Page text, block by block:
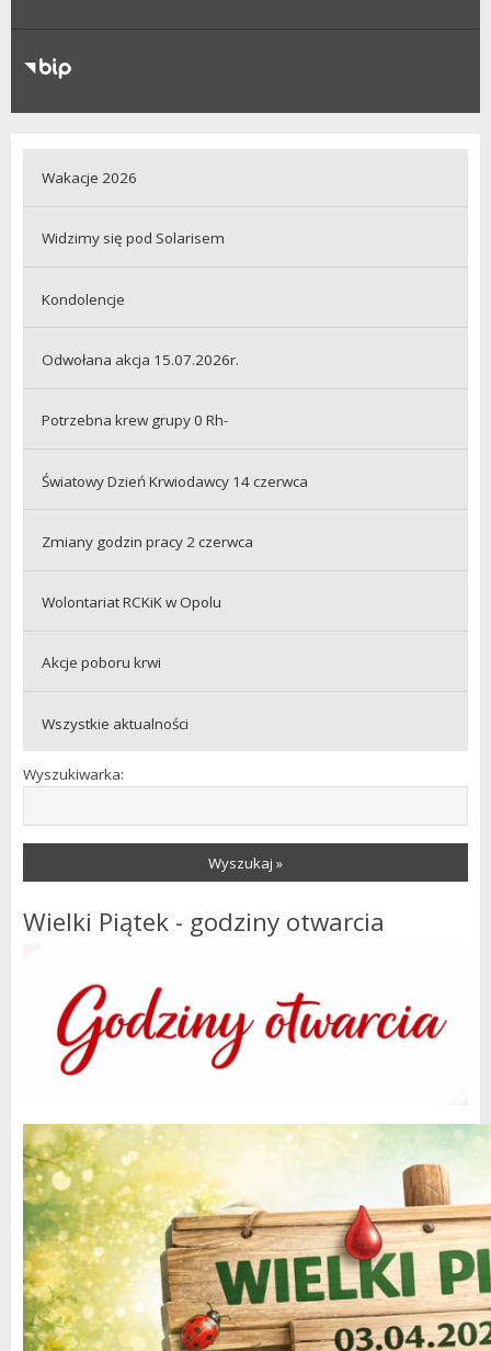
RODO
Wakacje 2026
Widzimy się pod Solarisem
Kondolencje
Odwołana akcja 15.07.2026r.
Potrzebna krew grupy 0 Rh-
Światowy Dzień Krwiodawcy 14 czerwca
Zmiany godzin pracy 2 czerwca
Wolontariat RCKiK w Opolu
Akcje poboru krwi
Wszystkie aktualności
Wyszukiwarka:
Wyszukaj »
Wielki Piątek - godziny otwarcia